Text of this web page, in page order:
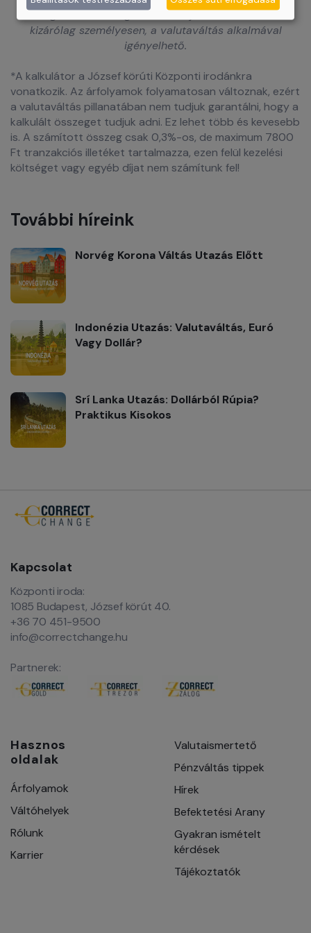
meghaladó összeg esetén tudjuk biztosítani és
kizárólag személyesen, a valutaváltás alkalmával
igényelhető.
*A kalkulátor a József körúti Központi irodánkra
vonatkozik. Az árfolyamok folyamatosan változnak, ezért
a valutaváltás pillanatában nem tudjuk garantálni, hogy a
kalkulált összeget tudjuk adni. Ez lehet több és kevesebb
is. A számított összeg csak 0,3%-os, de maximum 7800
Ft tranzakciós illetéket tartalmazza, ezen felül kezelési
költséget vagy egyéb díjat nem számítunk fel!
További híreink
Norvég Korona Váltás Utazás Előtt
Indonézia Utazás: Valutaváltás, Euró
Vagy Dollár?
Srí Lanka Utazás: Dollárból Rúpia?
Praktikus Kisokos
Kapcsolat
Központi iroda:
1085 Budapest, József körút 40.
+36 70 451-9500
info@correctchange.hu
Partnerek:
Hasznos
oldalak
Árfolyamok
Váltóhelyek
Rólunk
Karrier
Valutaismertető
Pénzváltás tippek
Hírek
Befektetési Arany
Gyakran ismételt
kérdések
Tájékoztatók